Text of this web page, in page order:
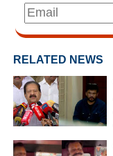
RELATED NEWS